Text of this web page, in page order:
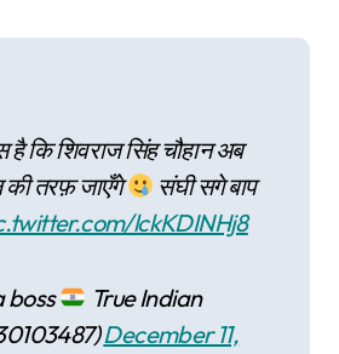
कि शिवराज सिंह चौहान अब
की तरफ़ जाएँगे
संघी सगे बाप
lckKDINHj8
boss
True Indian
December 11,